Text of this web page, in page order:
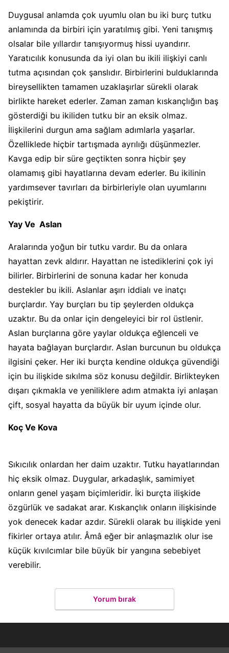
Duygusal anlamda çok uyumlu olan bu iki burç tutku
anlamında da birbiri için yaratılmış gibi. Yeni tanışmış
olsalar bile yıllardır tanışıyormuş hissi uyandırır.
Yaratıcılık konusunda da iyi olan bu ikili ilişkiyi canlı
tutma açısından çok şanslıdır. Birbirlerini bulduklarında
bireysellikten tamamen uzaklaşırlar sürekli olarak
birlikte hareket ederler. Zaman zaman kıskançlığın baş
gösterdiği bu ikiliden tutku bir an eksik olmaz.
İlişkilerini durgun ama sağlam adımlarla yaşarlar.
Özelliklede hiçbir tartışmada ayrılığı düşünmezler.
Kavga edip bir süre geçtikten sonra hiçbir şey
olamamış gibi hayatlarına devam ederler. Bu ikilinin
yardımsever tavırları da birbirleriyle olan uyumlarını
pekiştirir.
Yay Ve Aslan
Aralarında yoğun bir tutku vardır. Bu da onlara
hayattan zevk aldırır. Hayattan ne istediklerini çok iyi
bilirler. Birbirlerini de sonuna kadar her konuda
destekler bu ikili. Aslanlar aşırı iddialı ve inatçı
burçlardır. Yay burçları bu tip şeylerden oldukça
uzaktır. Bu da onlar için dengeleyici bir rol üstlenir.
Aslan burçlarına göre yaylar oldukça eğlenceli ve
hayata bağlayan burçlardır. Aslan burcunun bu oldukça
ilgisini çeker. Her iki burçta kendine oldukça güvendiği
için bu ilişkide sıkılma söz konusu değildir. Birlikteyken
dışarı çıkmakla ve yeniliklere adım atmakta iyi anlaşan
çift, sosyal hayatta da büyük bir uyum içinde olur.
Koç Ve Kova
Sıkıcılık onlardan her daim uzaktır. Tutku hayatlarından
hiç eksik olmaz. Duygular, arkadaşlık, samimiyet
onların genel yaşam biçimleridir. İki burçta ilişkide
özgürlük ve sadakat arar. Kıskançlık onların ilişkisinde
yok denecek kadar azdır. Sürekli olarak bu ilişkide yeni
fikirler ortaya atılır. Âmâ eğer bir anlaşmazlık olur ise
küçük kıvılcımlar bile büyük bir yangına sebebiyet
verebilir.
Yorum bırak